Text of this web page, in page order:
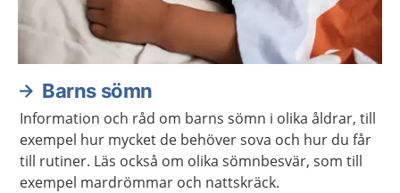
Barns sömn
Information och råd om barns sömn i olika åldrar, till
exempel hur mycket de behöver sova och hur du får
till rutiner. Läs också om olika sömnbesvär, som till
exempel mardrömmar och nattskräck.